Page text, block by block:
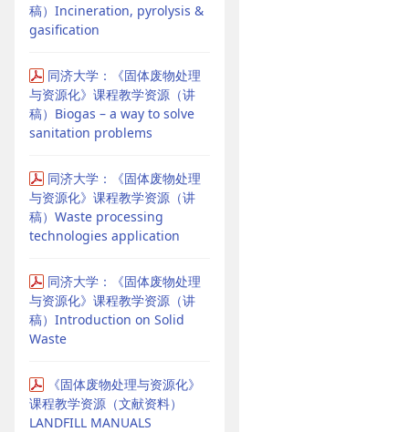
稿）Incineration, pyrolysis &
gasification
同济大学：《固体废物处理
与资源化》课程教学资源（讲
稿）Biogas – a way to solve
sanitation problems
同济大学：《固体废物处理
与资源化》课程教学资源（讲
稿）Waste processing
technologies application
同济大学：《固体废物处理
与资源化》课程教学资源（讲
稿）Introduction on Solid
Waste
《固体废物处理与资源化》
课程教学资源（文献资料）
LANDFILL MANUALS